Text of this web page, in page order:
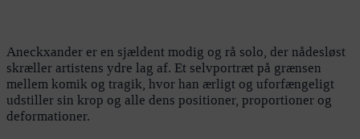
Aneckxander er en sjældent modig og rå solo, der nådesløst
skræller artistens ydre lag af. Et selvportræt på grænsen
mellem komik og tragik, hvor han ærligt og uforfængeligt
udstiller sin krop og alle dens positioner, proportioner og
deformationer.